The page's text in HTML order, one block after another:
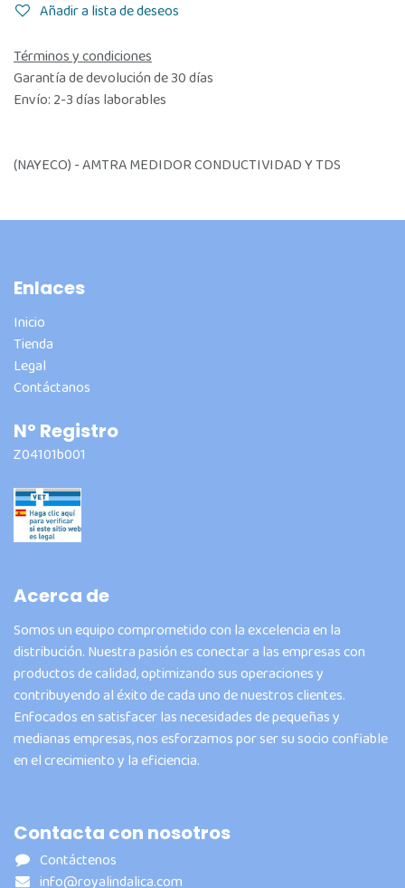
Añadir a lista de deseos
Términos y condiciones
Garantía de devolución de 30 días
Envío: 2-3 días laborables
(NAYECO) - AMTRA MEDIDOR CONDUCTIVIDAD Y TDS
Enlaces
Inicio
Tienda
Legal
Contáctanos
Nº Registro
Z04101b001
Acerca de
Somos un equipo comprometido con la excelencia en la
distribución. Nuestra pasión es conectar a las empresas con
productos de calidad, optimizando sus operaciones y
contribuyendo al éxito de cada uno de nuestros clientes.
Enfocados en satisfacer las necesidades de pequeñas y
medianas empresas, nos esforzamos por ser su socio confiable
en el crecimiento y la eficiencia.
Contacta con nosotros
Contáctenos
info@royalindalica.com